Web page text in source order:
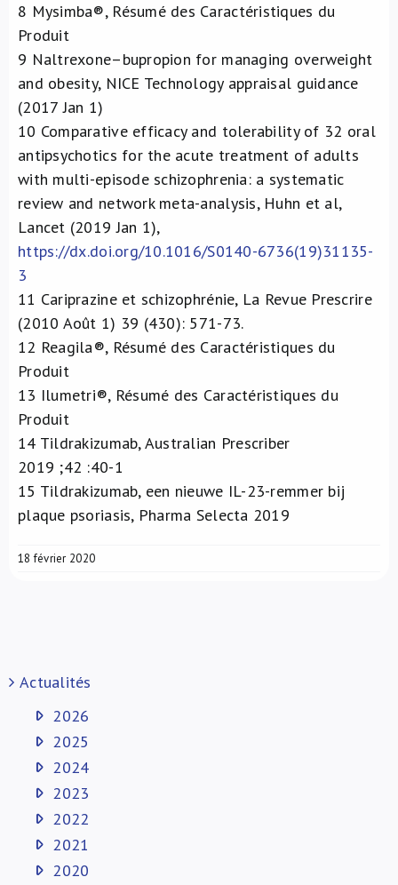
8 Mysimba®, Résumé des Caractéristiques du
Produit
9 Naltrexone–bupropion for managing overweight
and obesity, NICE Technology appraisal guidance
(2017 Jan 1)
10 Comparative efficacy and tolerability of 32 oral
antipsychotics for the acute treatment of adults
with multi-episode schizophrenia: a systematic
review and network meta-analysis, Huhn et al,
Lancet (2019 Jan 1),
https://dx.doi.org/10.1016/S0140-6736(19)31135-
3
11 Cariprazine et schizophrénie, La Revue Prescrire
(2010 Août 1) 39 (430): 571-73.
12 Reagila®, Résumé des Caractéristiques du
Produit
13 Ilumetri®, Résumé des Caractéristiques du
Produit
14 Tildrakizumab, Australian Prescriber
2019 ;42 :40-1
15 Tildrakizumab, een nieuwe IL-23-remmer bij
plaque psoriasis, Pharma Selecta 2019
18 février 2020
Actualités
2026
2025
2024
2023
2022
2021
2020